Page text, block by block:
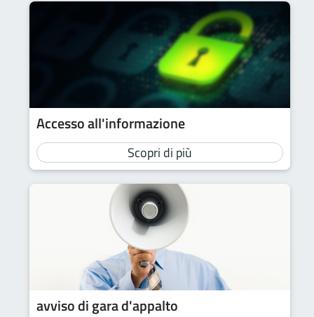
Accesso all'informazione
Scopri di più
avviso di gara d'appalto